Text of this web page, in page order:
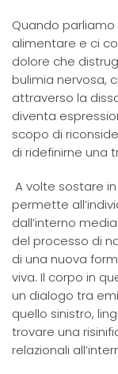
Quando
alimentare e ci
dolore che
bulimia nervosa,
attraverso la
diventa
scopo di
di ridefinirne una
A volte sostare
permette
dall’interno
del processo di
di una nuova
viva. Il corpo in
un dialogo tra
quello sinistro,
trovare una
relazionali